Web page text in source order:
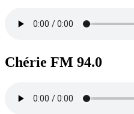
Chérie FM 94.0